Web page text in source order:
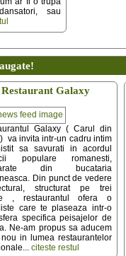
sau
Restaurant Galaxy
Galaxy ( Carul din
va invita intr-un cadru intim
sa savurati in acordul
populare romanesti,
din bucataria
Din punct de vedere
structurat pe trei
, restaurantul ofera o
care te plaseaza intr-o
specifica peisajelor de
Ne-am propus sa aducem
in lumea restaurantelor
citeste restul